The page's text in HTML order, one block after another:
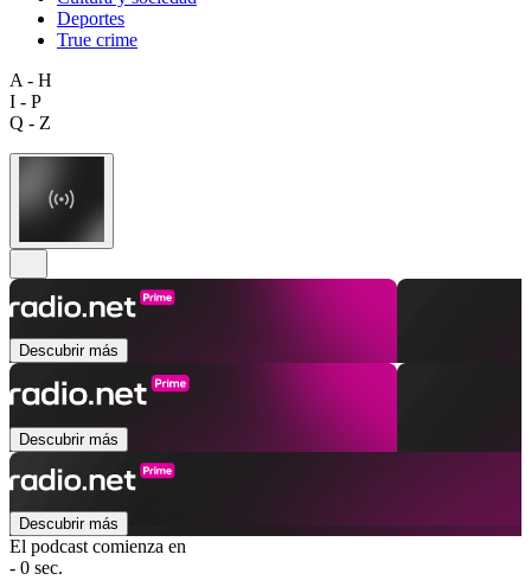
Deportes
True crime
A - H
I - P
Q - Z
Descubrir más
Descubrir más
Descubrir más
El podcast comienza en
- 0 sec.